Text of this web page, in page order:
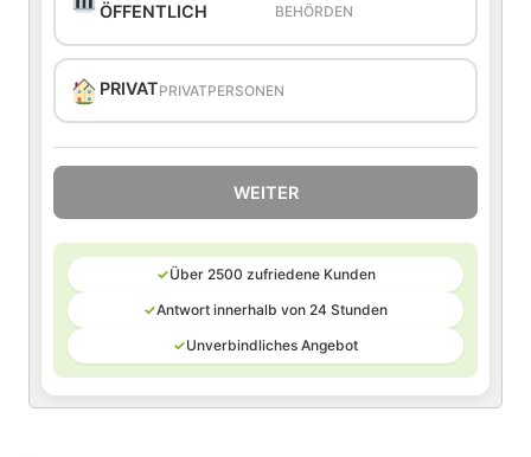
ÖFFENTLICH
BEHÖRDEN
PRIVATPRIVATPERSONEN
WEITER
✓Über 2500 zufriedene Kunden
✓Antwort innerhalb von 24 Stunden
✓Unverbindliches Angebot